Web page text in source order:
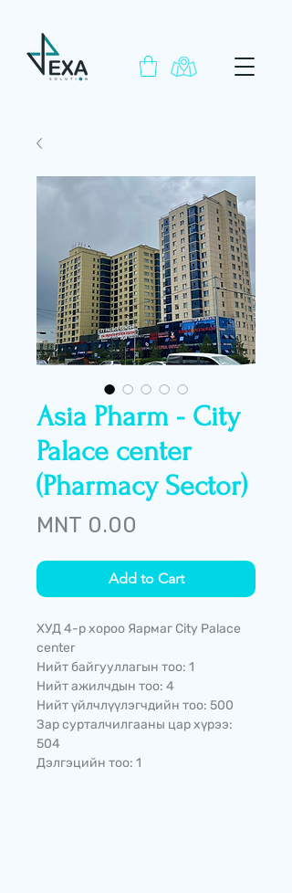
Asia Pharm - City
Palace center
(Pharmacy Sector)
MNT 0.00
Add to Cart
ХУД 4-р хороо Яармаг City Palace
center
Нийт байгууллагын тоо: 1
Нийт ажилчдын тоо: 4
Нийт үйлчлүүлэгчдийн тоо: 500
Зар сурталчилгааны цар хүрээ:
504
Дэлгэцийн тоо: 1